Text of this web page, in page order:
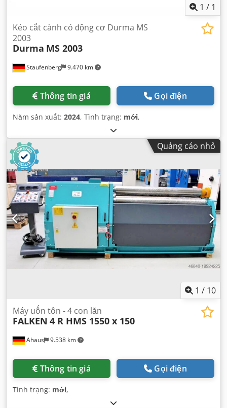
1 / 1
Staufenberg 9.470 km
Kéo cắt cành có động cơ Durma MS
2003
Durma MS 2003
Thông tin giá Gọi điện
Năm sản xuất: 2024, Tình trạng: mới,
Quảng cáo nhỏ
1 / 10
Ahaus 9.538 km
Máy uốn tôn - 4 con lăn
FALKEN 4 R HMS 1550 x 150
Thông tin giá Gọi điện
Tình trạng: mới,